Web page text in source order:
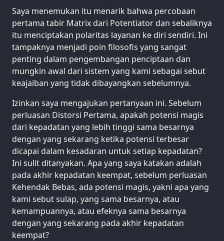
Saya menemukan itu menarik bahwa percobaan
pertama tabir Matrix dari Potentiator dan sebaliknya
itu menciptakan polaritas layanan ke diri sendiri. Ini
tampaknya menjadi poin filosofis yang sangat
penting dalam pengembangan penciptaan dan
mungkin awal dari sistem yang kami sebagai sebut
keajaiban yang tidak dibayangkan sebelumnya.
Izinkan saya mengajukan pertanyaan ini. Sebelum
perluasan Distorsi Pertama, apakah potensi magis
dari kepadatan yang lebih tinggi sama besarnya
dengan yang sekarang ketika potensi terbesar
dicapai dalam kesadaran untuk setiap kepadatan?
Ini sulit ditanyakan. Apa yang saya katakan adalah
pada akhir kepadatan keempat, sebelum perluasan
Kehendak Bebas, ada potensi magis, yakni apa yang
kami sebut sulap, yang sama besarnya, atau
kemampuannya, atau efeknya sama besarnya
dengan yang sekarang pada akhir kepadatan
keempat?